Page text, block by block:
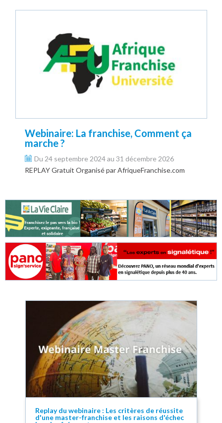
Webinaire: La franchise, Comment ça
marche ?
Du 24 septembre 2024 au 31 décembre 2026
REPLAY Gratuit Organisé par AfriqueFranchise.com
Replay du webinaire : Les critères de réussite
d'une master-franchise et les raisons d'échec